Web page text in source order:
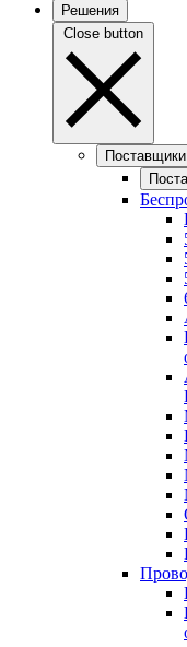
Решения
Close button